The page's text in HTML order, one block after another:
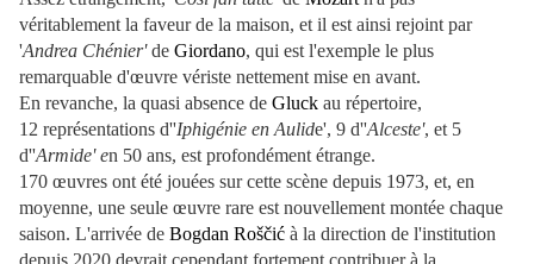
véritablement la faveur de la maison, et il est ainsi rejoint par
'Andrea Chénier'de Giordano, qui est l'exemple le plus
remarquable d'œuvre vériste nettement mise en avant.
En revanche, la quasi absence de Gluck au répertoire,
12 représentations d''Iphigénie en Aulide', 9 d''Alceste', et 5
d''Armide' en 50 ans, est profondément étrange.
170 œuvres ont été jouées sur cette scène depuis 1973, et, en
moyenne, une seule œuvre rare est nouvellement montée chaque
saison. L'arrivée de Bogdan Roščić à la direction de l'institution